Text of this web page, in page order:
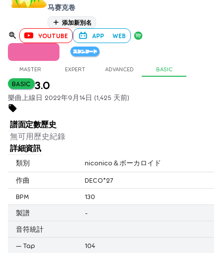
马赛克卷
添加新別名
YOUTUBE APP WEB
MASTER EXPERT ADVANCED BASIC
BASIC 3.0
樂曲上線日 2022年9月14日 (1,425 天前)
譜面定數歷史
無可用歷史紀錄
詳細資訊
類別 niconico＆ボーカロイド
作曲
DECO*27
BPM
130
製譜
-
音符統計
— Tap
104